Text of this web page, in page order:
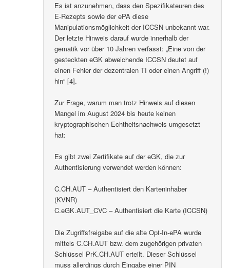
Es ist anzunehmen, dass den Spezifikateuren des
E-Rezepts sowie der ePA diese
Manipulationsmöglichkeit der ICCSN unbekannt war.
Der letzte Hinweis darauf wurde innerhalb der
gematik vor über 10 Jahren verfasst: „Eine von der
gesteckten eGK abweichende ICCSN deutet auf
einen Fehler der dezentralen TI oder einen Angriff (!)
hin“ [4].
Zur Frage, warum man trotz Hinweis auf diesen
Mangel im August 2024 bis heute keinen
kryptographischen Echtheitsnachweis umgesetzt
hat:
Es gibt zwei Zertifikate auf der eGK, die zur
Authentisierung verwendet werden können:
C.CH.AUT – Authentisiert den Karteninhaber
(KVNR)
C.eGK.AUT_CVC – Authentisiert die Karte (ICCSN)
Die Zugriffsfreigabe auf die alte Opt-In-ePA wurde
mittels C.CH.AUT bzw. dem zugehörigen privaten
Schlüssel PrK.CH.AUT erteilt. Dieser Schlüssel
muss allerdings durch Eingabe einer PIN